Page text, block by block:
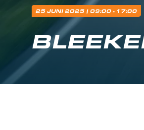
25 JUNI 2025 | 09:00 - 17:00